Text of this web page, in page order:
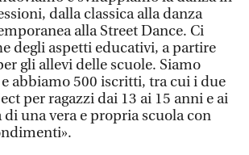
dalla classica alla danza
alla Street Dance. Ci
degli aspetti educativi, a partire
gli allevi delle scuole. Siamo
abbiamo 500 iscritti, tra cui i due
per ragazzi dai 13 ai 15 anni e ai
di una vera e propria scuola con